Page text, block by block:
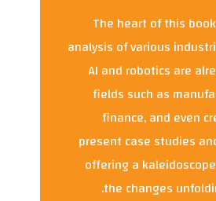
The heart of this
analysis of various
AI and robotics are
fields such as
finance, and even
present case studies
offering a
the changes